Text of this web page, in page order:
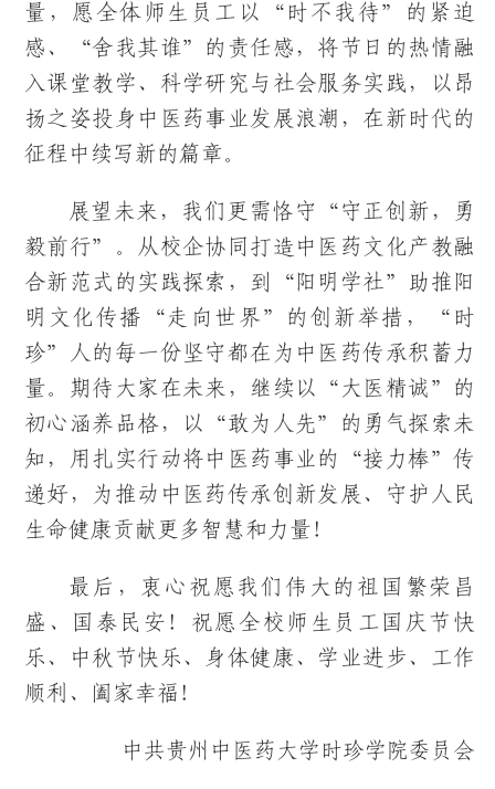
量，愿全体师生员工以“时不我待”的紧迫
感、“舍我其谁”的责任感，将节日的热情融
入课堂教学、科学研究与社会服务实践，以昂
扬之姿投身中医药事业发展浪潮，在新时代的
征程中续写新的篇章。
展望未来，我们更需恪守“守正创新，勇
毅前行”。从校企协同打造中医药文化产教融
合新范式的实践探索，到“阳明学社”助推阳
明文化传播“走向世界”的创新举措，“时
珍”人的每一份坚守都在为中医药传承积蓄力
量。期待大家在未来，继续以“大医精诚”的
初心涵养品格，以“敢为人先”的勇气探索未
知，用扎实行动将中医药事业的“接力棒”传
递好，为推动中医药传承创新发展、守护人民
生命健康贡献更多智慧和力量！
最后，衷心祝愿我们伟大的祖国繁荣昌
盛、国泰民安！祝愿全校师生员工国庆节快
乐、中秋节快乐、身体健康、学业进步、工作
顺利、阖家幸福！
中共贵州中医药大学时珍学院委员会